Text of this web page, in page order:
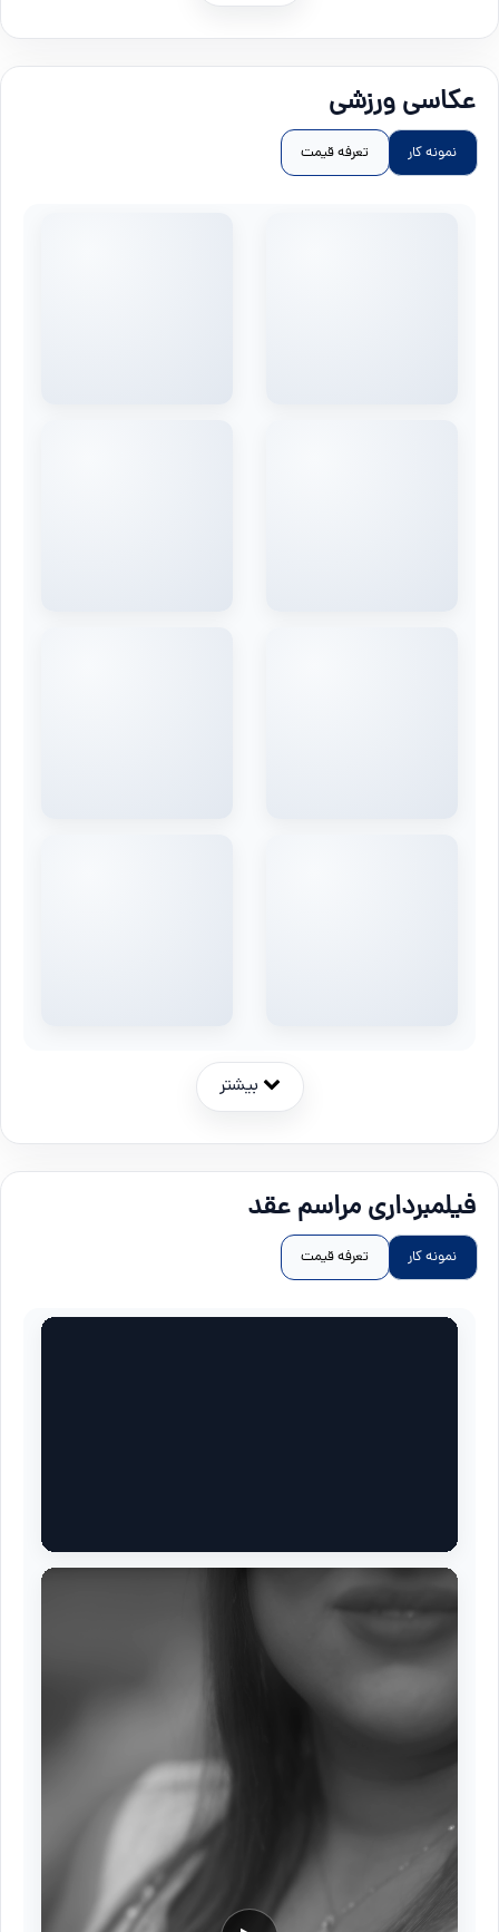
عکاسی ورزشی
نمونه کار تعرفه قیمت
بیشتر
فیلمبرداری مراسم عقد
نمونه کار تعرفه قیمت